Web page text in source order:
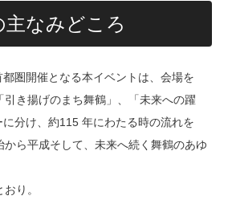
なみどころ
圏開催となる本イベントは、会場を
引き揚げのまち舞鶴」、「未来への躍
分け、約115 年にわたる時の流れを
から平成そして、未来へ続く舞鶴のあゆ
り。